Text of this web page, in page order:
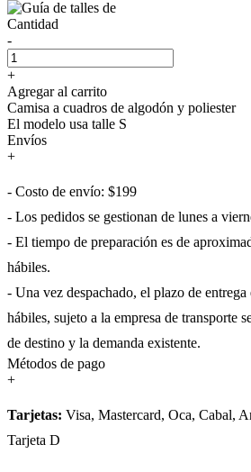
Cantidad
-
+
Agregar al carrito
Camisa a cuadros de algodón y poliester
El modelo usa talle S
Envíos
+
- Costo de envío: $199
- Los pedidos se gestionan de lunes a
- El tiempo de preparación es de
hábiles.
- Una vez despachado, el plazo de
hábiles, sujeto a la empresa de transporte
de destino y la demanda existente.
Métodos de pago
+
Tarjetas: Visa, Mastercard, Oca, Cabal,
Tarjeta D